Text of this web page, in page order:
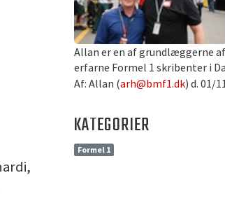
Allan er en af grundlæggerne
erfarne Formel 1 skribenter i
Af: Allan (arh@bmf1.dk) d. 01/
KATEGORIER
Formel 1